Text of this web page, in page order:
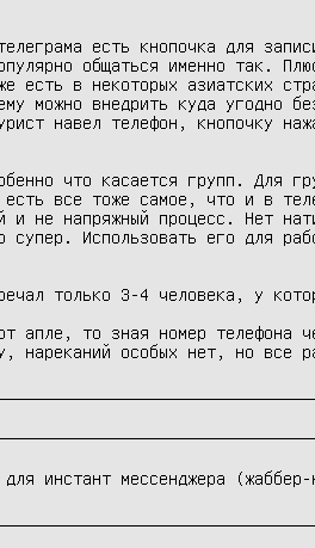
есть кнопочка для
общаться именно так.
есть в некоторых азиатских
можно внедрить куда угодно
навел телефон, кнопочку
что касается групп. Для
все тоже самое, что и в
и не напряжный процесс. Нет
Использовать его для
только 3-4 человека, у
апле, то зная номер телефона
нареканий особых нет, но все
инстант мессенджера (жаббер-